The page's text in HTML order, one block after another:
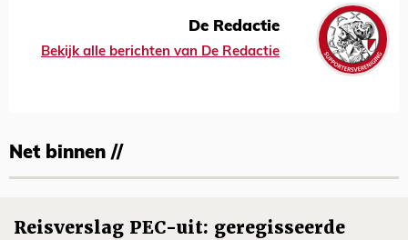
De Redactie
Bekijk alle berichten van De Redactie
Net binnen //
Reisverslag PEC-uit: geregisseerde